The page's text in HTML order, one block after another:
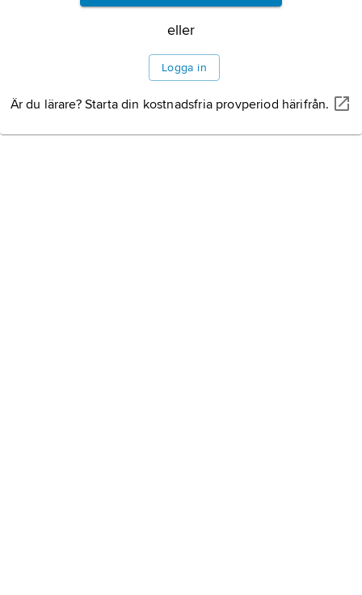
eller
Logga in
Är du lärare? Starta din kostnadsfria provperiod härifrån.